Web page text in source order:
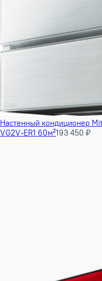
Настенный кондиционер
VG2V-ER1 60м²193 450 ₽